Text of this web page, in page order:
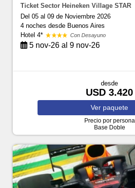
Ticket Sector Heineken Village STAR
Del 05 al 09 de Noviembre 2026
4 nochesdesde Buenos Aires
Hotel 4*
Con Desayuno
5 nov-26 al 9 nov-26
desde
USD 3.420
Ver paquete
Precio por persona
Base Doble